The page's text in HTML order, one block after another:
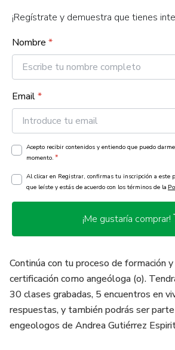
¡Regístrate y demuestra que tienes
Nombre *
Email*
Acepto recibir contenidos y entiendo que puedo
momento. *
Al clicar en Registrar, confirmas tu inscripción a este
que leíste y estás de acuerdo con los términos de la
¡Me gustaría comprar!
Continúa con tu proceso de formación
certificación como angeóloga (o).
30 clases grabadas, 5 encuentros en
respuestas, y también podrás ser
engeologos de Andrea Gutiérrez